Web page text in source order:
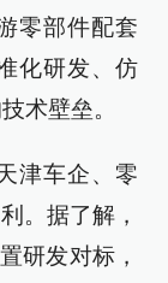
零部件配套
化研发、仿
术壁垒。
津车企、零
。据了解，
研发对标，